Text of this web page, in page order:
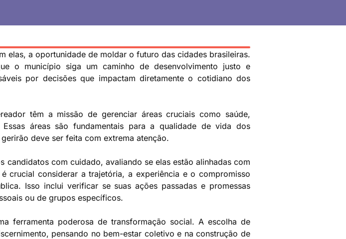
elas, a oportunidade de moldar o futuro das cidades brasileiras.
o município siga um caminho de desenvolvimento justo e
por decisões que impactam diretamente o cotidiano dos
têm a missão de gerenciar áreas cruciais como saúde,
áreas são fundamentais para a qualidade de vida dos
deve ser feita com extrema atenção.
com cuidado, avaliando se elas estão alinhadas com
crucial considerar a trajetória, a experiência e o compromisso
Isso inclui verificar se suas ações passadas e promessas
ou de grupos específicos.
ferramenta poderosa de transformação social. A escolha de
pensando no bem-estar coletivo e na construção de